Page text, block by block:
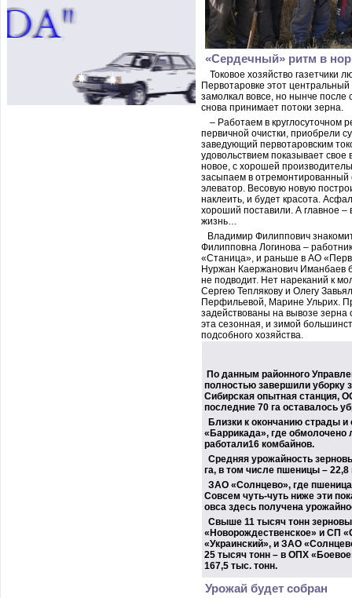
«Сердечный» ритм в
Токовое хозяйство газетчики
Первотаровке этот
замолкал вовсе, но нынче
снова принимает потоки зерна.
– Работаем в круглосуточном
первичной очистки, приобрели
заведующий первотаровским
удовольствием показывает
новое, с хорошей
засыпаем в отремонтированный
элеватор. Весовую новую
наклеить, и будет красота.
хороший поставили. А главное
жизнь…
Владимир Филиппович
Филипповна Логинова –
«Станица», и раньше в АО
Нуржан Каержанович Иманбаев
не подводит. Нет нареканий к
Сергею Теплякову и Олегу
Перфильевой, Марине Ульрих.
задействованы на вывозе зерна
эта сезонная, и зимой
подсобного хозяйства.
По данным районного
полностью завершили уборку
Сибирская опытная станция,
последние 70 га оставалось
Близки к окончанию страды
«Баррикада», где обмолочено
работали16 комбайнов.
Средняя урожайность
га, в том числе пшеницы –
ЗАО «Солнцево», где пшеница
Совсем чуть-чуть ниже эти
овса здесь получена
Свыше 11 тысяч тонн
«Новорождественское» и СП
«Украинский», и ЗАО
25 тысяч тонн – в ОПХ
167,5 тыс. тонн.
Урожай будет собран